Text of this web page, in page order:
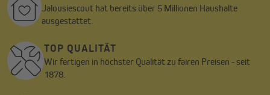
Jalousiescout hat bereits über 5 Millionen Haushalte
ausgestattet.
TOP QUALITÄT
Wir fertigen in höchster Qualität zu fairen Preisen - seit
1878.